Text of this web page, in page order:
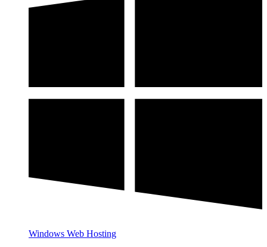
Windows Web Hosting